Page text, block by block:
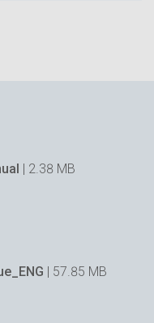
| 2.38 MB
| 57.85 MB